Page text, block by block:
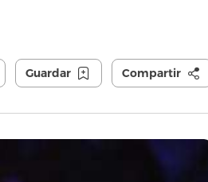
Guardar Compartir